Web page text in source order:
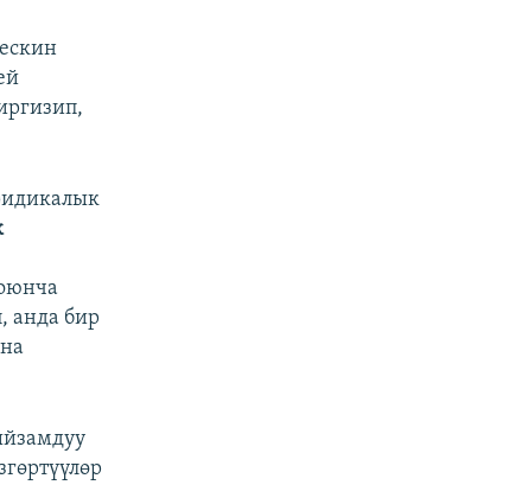
анда бир